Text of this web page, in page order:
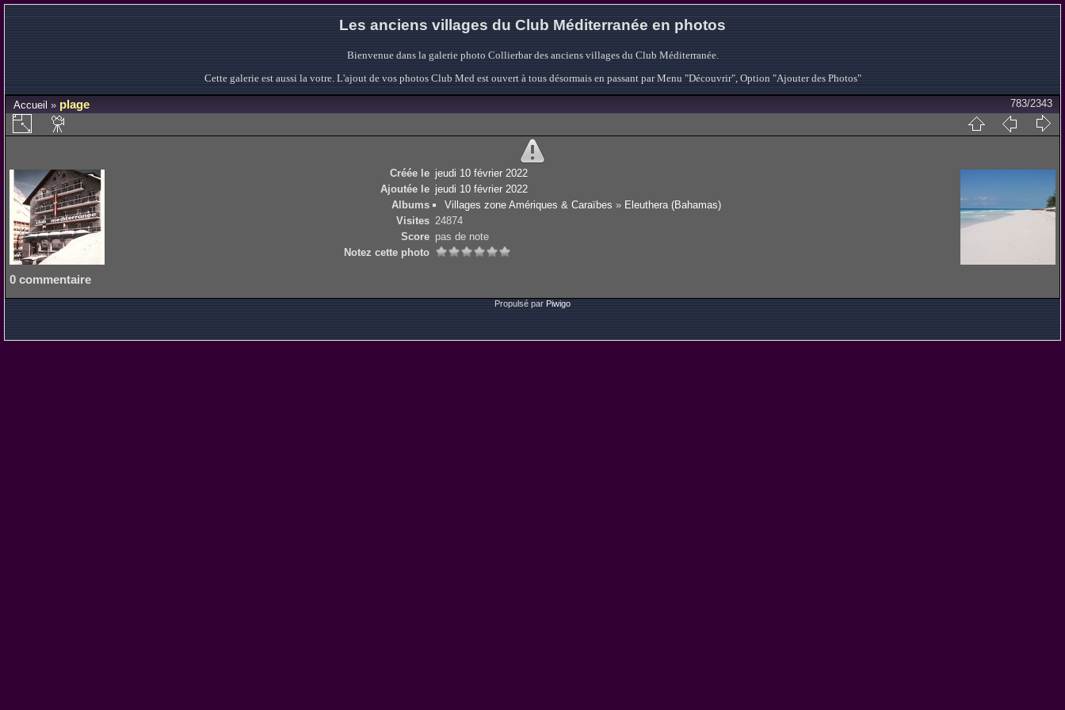
Les anciens villages du Club Méditerranée en photos
Bienvenue dans la galerie photo Collierbar des anciens villages du Club Méditerranée.
Cette galerie est aussi la votre. L'ajout de vos photos Club Med est ouvert à tous désormais en passant par Menu "Découvrir", Option "Ajouter des Photos"
Accueil » plage 783/2343
Créée le jeudi 10 février 2022
Ajoutée le jeudi 10 février 2022
Albums
Villages zone Amériques & Caraïbes » Eleuthera (Bahamas)
Visites 24874
Score pas de note
Notez cette photo
0 commentaire
Propulsé par Piwigo